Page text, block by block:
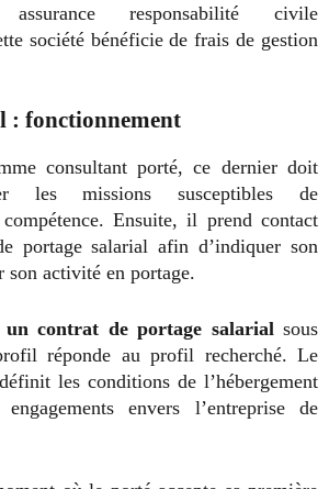
responsabilité civile
société bénéficie de frais de gestion
: fonctionnement
consultant porté, ce dernier doit
les missions susceptibles de
Ensuite, il prend contact
portage salarial afin d’indiquer son
activité en portage.
un contrat de portage salarialsous
réponde au profil recherché. Le
les conditions de l’hébergement
envers l’entreprise de